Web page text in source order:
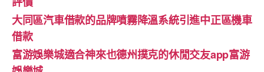
大同區汽車借款的品牌噴霧降溫系統引進中正區機車
借款
富游娛樂城適合神來也德州撲克的休閒交友app富游